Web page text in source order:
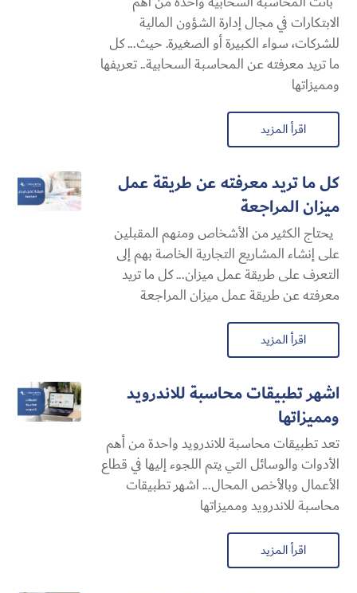
الابتكارات في مجال إدارة الشؤون المالية
للشركات، سواء الكبيرة أو الصغيرة. حيث... كل
ما تريد معرفته عن المحاسبة السحابية​.. تعريفها
ومميزاتها
اقرأ المزيد
كل ما تريد معرفته عن طريقة عمل
ميزان المراجعة
يحتاج الكثير من الأشخاص ومنهم المقبلين
على إنشاء المشاريع التجارية الخاصة بهم إلى
التعرف على طريقة عمل ميزان... كل ما تريد
معرفته عن طريقة عمل ميزان المراجعة
اقرأ المزيد
اشهر تطبيقات محاسبة للاندرويد
ومميزاتها
تعد تطبيقات محاسبة للاندرويد واحدة من أهم
الأدوات والوسائل التي يتم اللجوء إليها في قطاع
الأعمال وبالأخص المحال... اشهر تطبيقات
محاسبة للاندرويد ومميزاتها
اقرأ المزيد